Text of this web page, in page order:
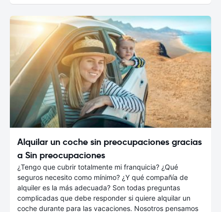
Alquilar un coche sin preocupaciones gracias
a Sin preocupaciones
¿Tengo que cubrir totalmente mi franquicia? ¿Qué
seguros necesito como mínimo? ¿Y qué compañía de
alquiler es la más adecuada? Son todas preguntas
complicadas que debe responder si quiere alquilar un
coche durante para las vacaciones. Nosotros pensamos